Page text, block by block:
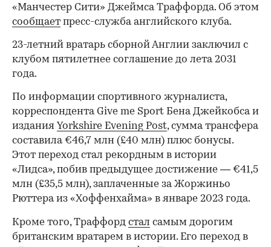
«Манчестер Сити» Джеймса Траффорда. Об этом
сообщает пресс-служба английского клуба.
23-летний вратарь сборной Англии заключил с
клубом пятилетнее соглашение до лета 2031
года.
По информации спортивного журналиста,
корреспондента Give me Sport Бена Джейкобса и
издания Yorkshire Evening Post, сумма трансфера
составила €46,7 млн (£40 млн) плюс бонусы.
Этот переход стал рекордным в истории
«Лидса», побив предыдущее достижение — €41,5
млн (£35,5 млн), заплаченные за Жоржиньо
Рюттера из «Хоффенхайма» в январе 2023 года.
Кроме того, Траффорд стал самым дорогим
британским вратарем в истории. Его переход в